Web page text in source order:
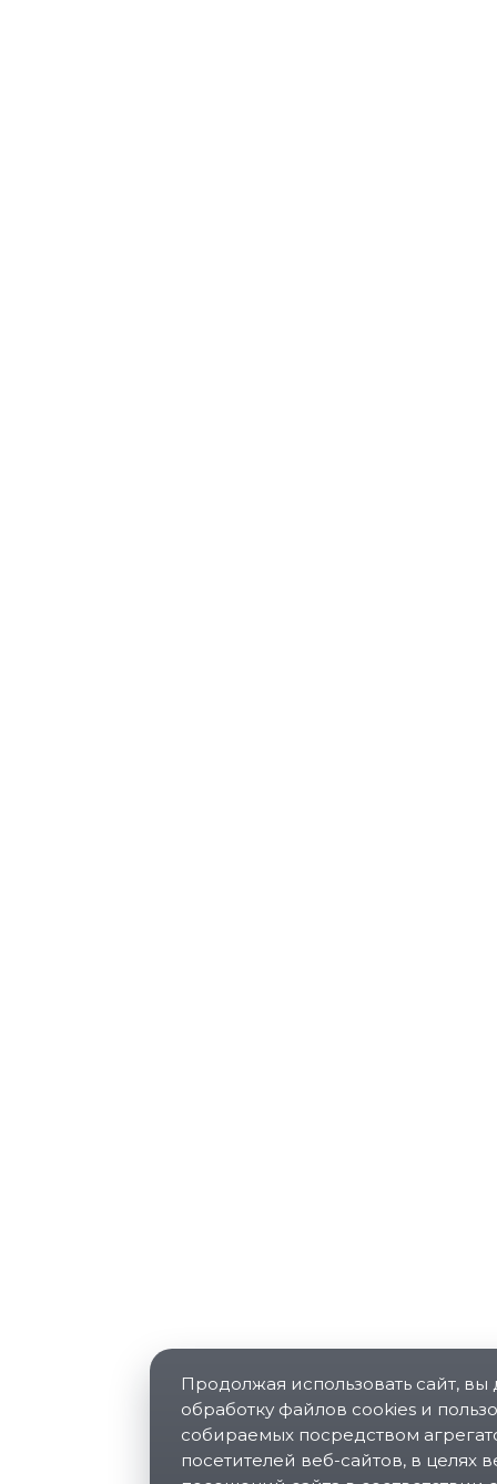
Продолжая использовать сайт, вы
обработку файлов cookies и
собираемых посредством
посетителей веб-сайтов, в целях